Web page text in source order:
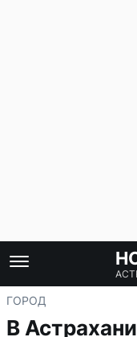
ГОРОД
В